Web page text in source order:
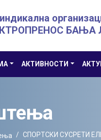
БАЊА
АКТИВНОСТИ
СПОРТСКИ СУСРЕТИ